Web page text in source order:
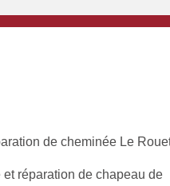
de cheminée Le
et réparation de chapeau de